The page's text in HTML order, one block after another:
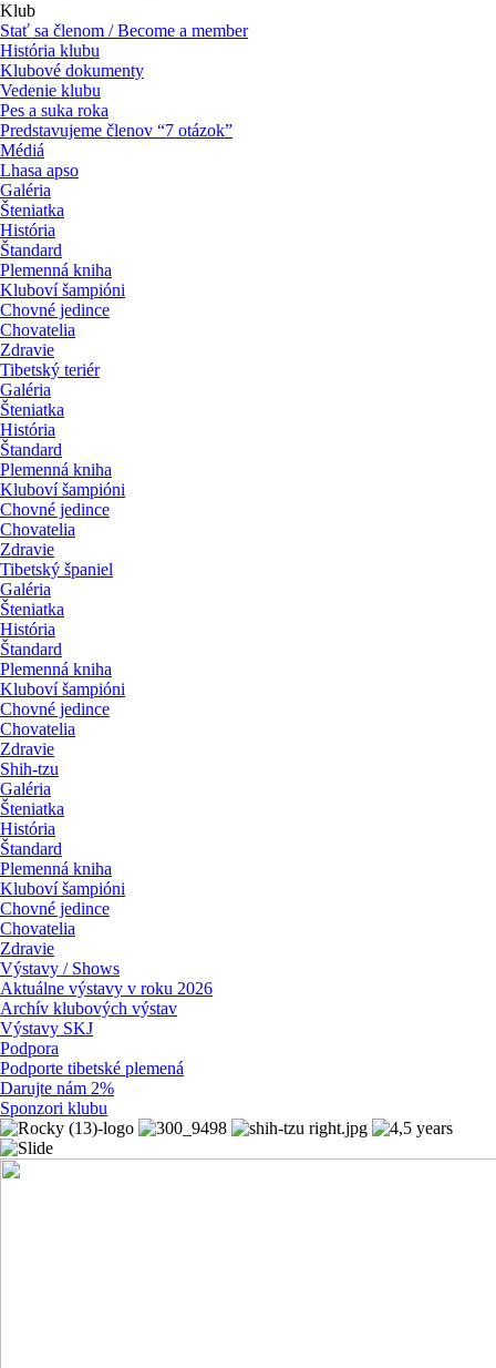
Klub
Stať sa členom / Become a member
História klubu
Klubové dokumenty
Vedenie klubu
Pes a suka roka
Predstavujeme členov “7 otázok”
Médiá
Lhasa apso
Galéria
Šteniatka
História
Štandard
Plemenná kniha
Kluboví šampióni
Chovné jedince
Chovatelia
Zdravie
Tibetský teriér
Galéria
Šteniatka
História
Štandard
Plemenná kniha
Kluboví šampióni
Chovné jedince
Chovatelia
Zdravie
Tibetský španiel
Galéria
Šteniatka
História
Štandard
Plemenná kniha
Kluboví šampióni
Chovné jedince
Chovatelia
Zdravie
Shih-tzu
Galéria
Šteniatka
História
Štandard
Plemenná kniha
Kluboví šampióni
Chovné jedince
Chovatelia
Zdravie
Výstavy / Shows
Aktuálne výstavy v roku 2026
Archív klubových výstav
Výstavy SKJ
Podpora
Podporte tibetské plemená
Darujte nám 2%
Sponzori klubu